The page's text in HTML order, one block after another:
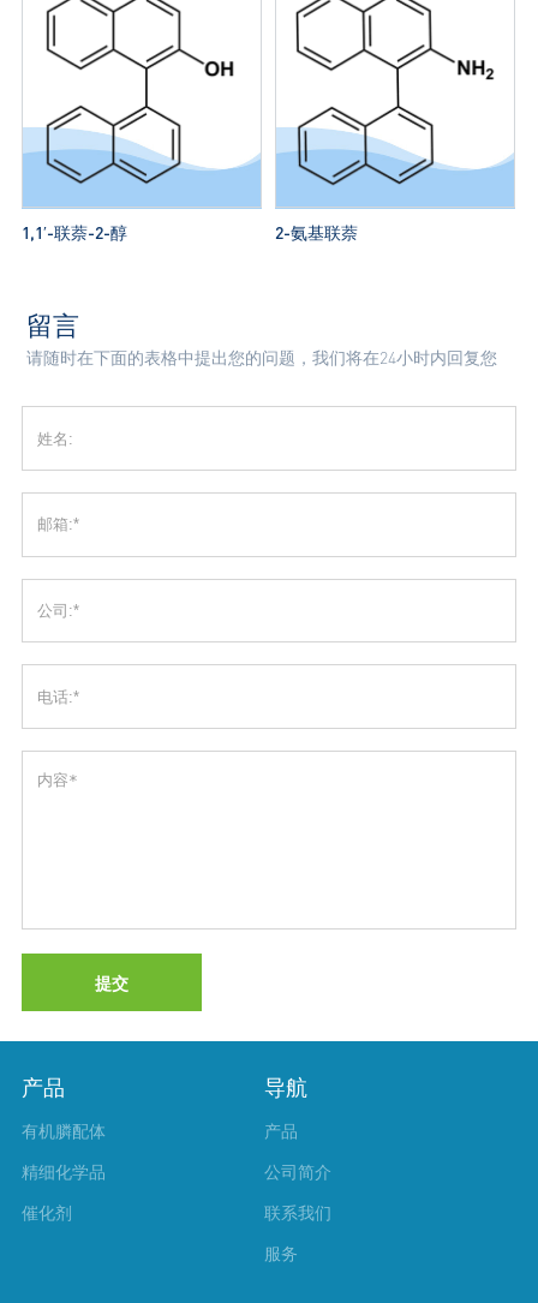
1,1′-联萘-2-醇 2-氨基联萘
留言
请随时在下面的表格中提出您的问题，我们将在24小时内回复您
提交
产品
有机膦配体
精细化学品
催化剂
导航
产品
公司简介
联系我们
服务